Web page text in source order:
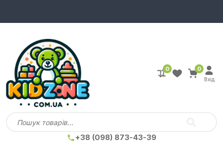
+38 (098) 873-43-39
0 0
Вхід